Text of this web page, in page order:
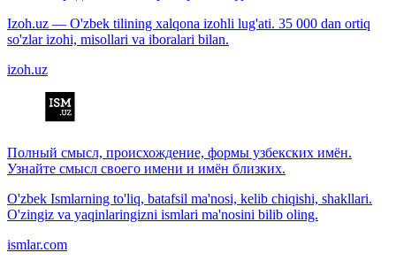
Izoh.uz — O'zbek tilining xalqona izohli lug'ati. 35 000 dan ortiq
so'zlar izohi, misollari va iboralari bilan.
izoh.uz
Полный смысл, происхождение, формы узбекских имён.
Узнайте смысл своего имени и имён близких.
O'zbek Ismlarning to'liq, batafsil ma'nosi, kelib chiqishi, shakllari.
O'zingiz va yaqinlaringizni ismlari ma'nosini bilib oling.
ismlar.com